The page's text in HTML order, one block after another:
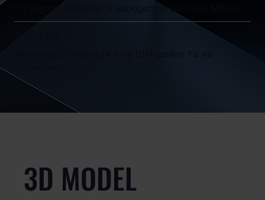
5 x Gigabit Ethernet зі швидкістю до 1000 Мбіт/с
3D MODEL